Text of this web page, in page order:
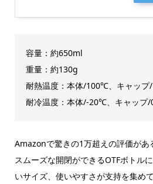
容量：約650ml
重量：約130g
耐熱温度：本体/100℃、キャッ
耐冷温度：本体/-20℃、キャッ
Amazonで驚きの1万超えの評価があ
スムーズな開閉ができるOTFボトル
いサイズ、使いやすさが支持を集めて